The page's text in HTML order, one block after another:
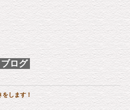
ブログ
します！